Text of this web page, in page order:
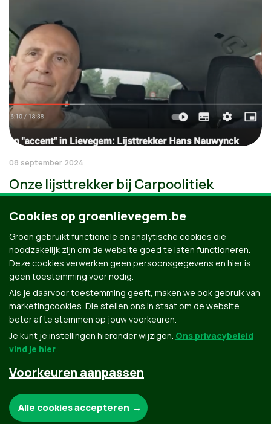
08 september 2024
Onze lijsttrekker bij Carpoolitiek
Groen.be
Cookies op groenlievegem.be
Groen gebruikt functionele en analytische cookies die
noodzakelijk zijn om de website goed te laten functioneren.
Deze cookies verwerken geen persoonsgegevens en hier is
geen toestemming voor nodig.
Als je daarvoor toestemming geeft, maken we ook gebruik van
marketingcookies. Die stellen ons in staat om de website
beter af te stemmen op jouw voorkeuren.
Je kunt je instellingen hieronder wijzigen. Ons privacybeleid
vind je hier.
Voorkeuren aanpassen
Alle cookies accepteren